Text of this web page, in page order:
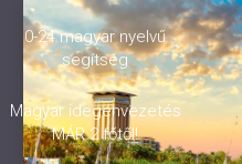
0-24 magyar nyelvű
segítség
Magyar idegenvezetés
MÁR 2 főtől!